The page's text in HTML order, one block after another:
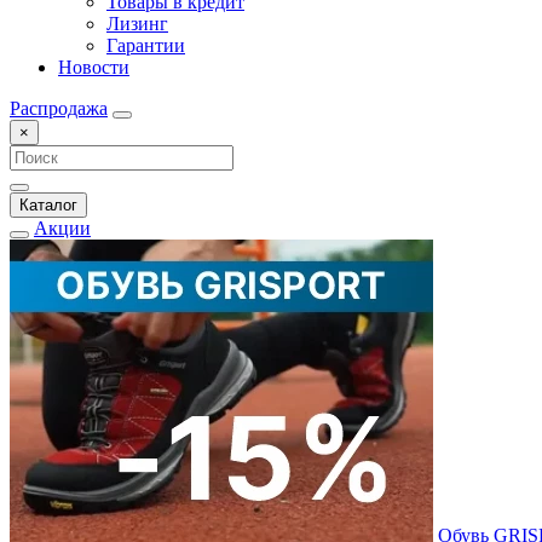
Лизинг
Гарантии
Новости
Распродажа
×
Каталог
Акции
Обувь